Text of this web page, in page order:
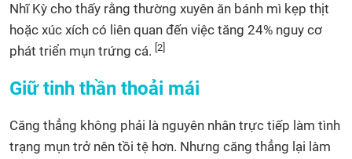
Nhĩ Kỳ cho thấy rằng thường xuyên ăn bánh mì kẹp thịt
hoặc xúc xích có liên quan đến việc tăng 24% nguy cơ
phát triển mụn trứng cá. [2]
Giữ tinh thần thoải mái
Căng thẳng không phải là nguyên nhân trực tiếp làm tình
trạng mụn trở nên tồi tệ hơn. Nhưng căng thẳng lại làm